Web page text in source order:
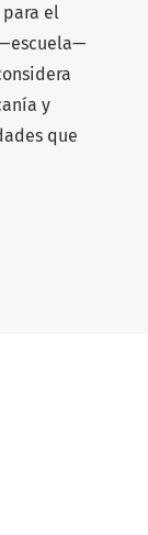
el
y
que